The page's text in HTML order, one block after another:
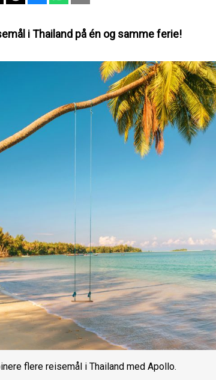
i Thailand på én og samme ferie!
flere reisemål i Thailand med Apollo.